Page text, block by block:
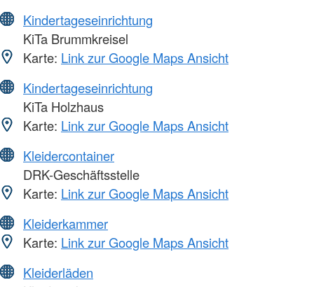
Kindertageseinrichtung
KiTa Brummkreisel
Karte: Link zur Google Maps Ansicht
Kindertageseinrichtung
KiTa Holzhaus
Karte: Link zur Google Maps Ansicht
Kleidercontainer
DRK-Geschäftsstelle
Karte: Link zur Google Maps Ansicht
Kleiderkammer
Karte: Link zur Google Maps Ansicht
Kleiderläden